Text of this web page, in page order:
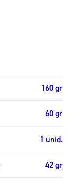
160 gr
60 gr
1 unid.
42 gr